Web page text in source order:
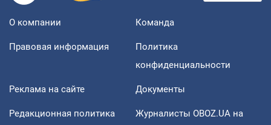
О компании Команда
Правовая информация
Политика
конфиденциальности
Реклама на сайте Документы
Редакционная политика
Журналисты OBOZ.UA на